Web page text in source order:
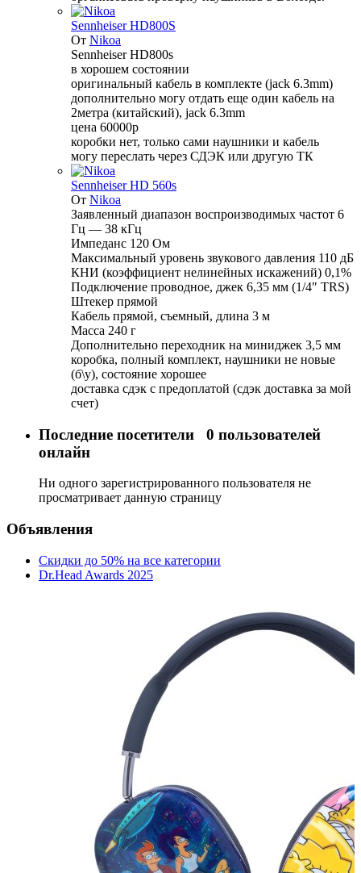
Sennheiser HD800S
От Nikoa
Sennheiser HD800s
в хорошем состоянии
оригинальный кабель в комплекте (jack 6.3mm)
дополнительно могу отдать еще один кабель на
2метра (китайский), jack 6.3mm
цена 60000р
коробки нет, только сами наушники и кабель
могу переслать через СДЭК или другую ТК
Sennheiser HD 560s
От Nikoa
Заявленный диапазон воспроизводимых частот 6
Гц — 38 кГц
Импеданс 120 Ом
Максимальный уровень звукового давления 110 дБ
КНИ (коэффициент нелинейных искажений) 0,1%
Подключение проводное, джек 6,35 мм (1/4″ TRS)
Штекер прямой
Кабель прямой, съемный, длина 3 м
Масса 240 г
Дополнительно переходник на миниджек 3,5 мм
коробка, полный комплект, наушники не новые
(б\у), состояние хорошее
доставка сдэк с предоплатой (сдэк доставка за мой
счет)
Последние посетители 0 пользователей
онлайн
Ни одного зарегистрированного пользователя не
просматривает данную страницу
Объявления
Скидки до 50% на все категории
Dr.Head Awards 2025